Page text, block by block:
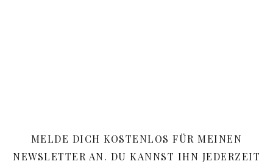
MELDE DICH KOSTENLOS FÜR MEINEN
NEWSLETTER AN. DU KANNST IHN JEDERZEIT